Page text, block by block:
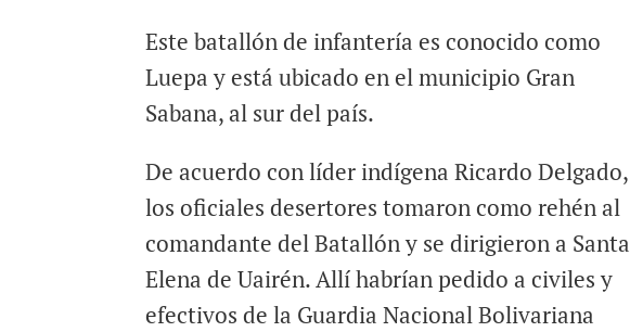
k
p
Este batallón de infantería es conocido como
Luepa y está ubicado en el municipio Gran
Sabana, al sur del país.
De acuerdo con líder indígena Ricardo Delgado,
los oficiales desertores tomaron como rehén al
comandante del Batallón y se dirigieron a Santa
Elena de Uairén. Allí habrían pedido a civiles y
efectivos de la Guardia Nacional Bolivariana